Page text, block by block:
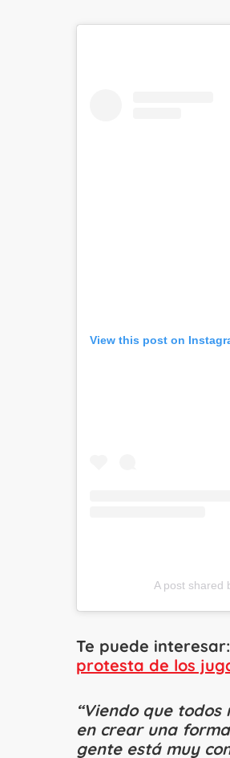
View this post on
A post shared
Te puede interesar:
protesta de los
“Viendo que
en crear una
gente está muy